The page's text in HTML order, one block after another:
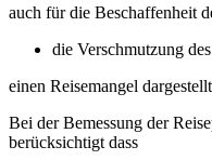
auch für die Beschaffenheit
die Verschmutzung
einen Reisemangel
Bei der Bemessung der
berücksichtigt dass